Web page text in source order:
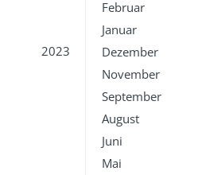
Februar
Januar
2023
Dezember
November
September
August
Juni
Mai